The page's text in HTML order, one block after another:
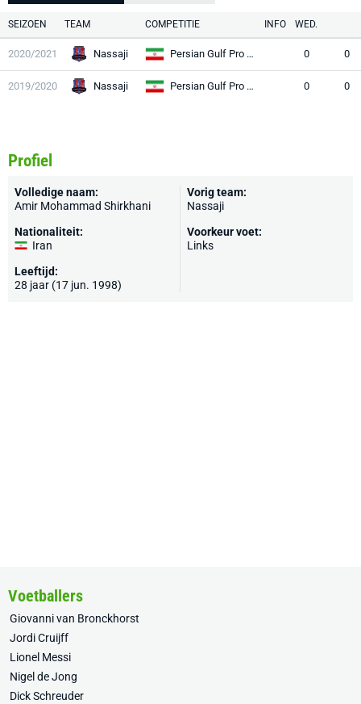
SEIZOEN TEAM COMPETITIE INFO WED.
2020/2021 Nassaji Persian Gulf Pro League 0 0
2019/2020 Nassaji Persian Gulf Pro League 0 0
Profiel
Volledige naam:
Amir Mohammad Shirkhani
Nationaliteit:
Iran
Leeftijd:
28 jaar (17 jun. 1998)
Vorig team:
Nassaji
Voorkeur voet:
Links
Voetballers
Giovanni van Bronckhorst
Jordi Cruijff
Lionel Messi
Nigel de Jong
Dick Schreuder